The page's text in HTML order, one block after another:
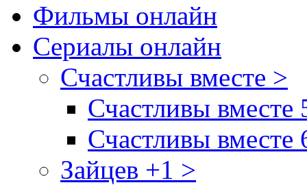
Фильмы онлайн
Сериалы онлайн
Счастливы вместе >
Счастливы вместе
Счастливы вместе
Зайцев +1 >